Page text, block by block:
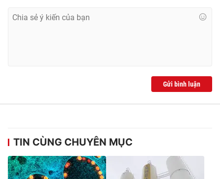
Gửi bình luận
TIN CÙNG CHUYÊN MỤC